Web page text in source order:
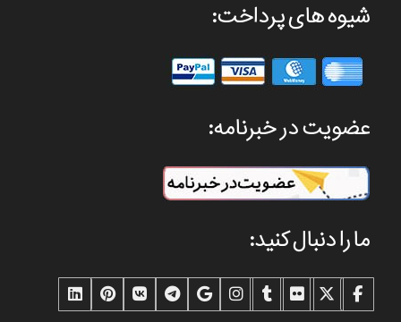
شیوه های پرداخت:
عضویت در خبرنامه:
ما را دنبال کنید: